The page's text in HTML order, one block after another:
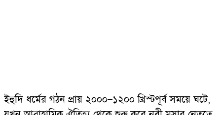
ইহুদি ধর্মের গঠন প্রায় ২০০০–১২০০ খ্রিস্টপূর্ব সময়ে ঘটে,